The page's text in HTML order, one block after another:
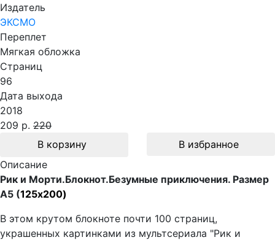
Издатель
ЭКСМО
Переплет
Мягкая обложка
Страниц
96
Дата выхода
2018
209 р. 220
В корзину
В избранное
Описание
Рик и Морти.Блокнот.Безумные приключения. Размер
А5 (125x200)
В этом крутом блокноте почти 100 страниц,
украшенных картинками из мультсериала "Рик и